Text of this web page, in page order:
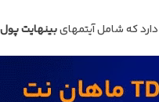
بینهایتپول